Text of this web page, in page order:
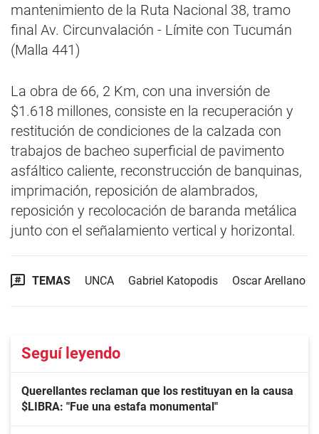
mantenimiento de la Ruta Nacional 38, tramo
final Av. Circunvalación - Límite con Tucumán
(Malla 441)
La obra de 66, 2 Km, con una inversión de
$1.618 millones, consiste en la recuperación y
restitución de condiciones de la calzada con
trabajos de bacheo superficial de pavimento
asfáltico caliente, reconstrucción de banquinas,
imprimación, reposición de alambrados,
reposición y recolocación de baranda metálica
junto con el señalamiento vertical y horizontal.
TEMAS UNCA Gabriel Katopodis Oscar Arellano
Seguí leyendo
Querellantes reclaman que los restituyan en la causa
$LIBRA: "Fue una estafa monumental"